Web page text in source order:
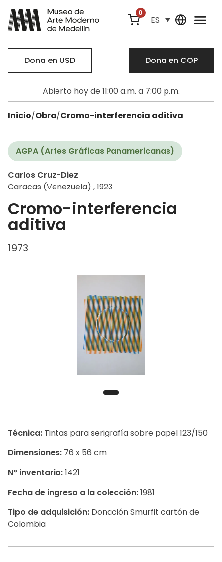
0
ES
Dona en USD Dona en COP
Abierto hoy de 11:00 a.m. a 7:00 p.m.
Inicio/Obra/Cromo-interferencia aditiva
AGPA (Artes Gráficas Panamericanas)
Carlos Cruz-Diez
Caracas (Venezuela) , 1923
Cromo-interferencia
aditiva
1973
Técnica: Tintas para serigrafía sobre papel 123/150
Dimensiones: 76 x 56 cm
N° inventario:1421
Fecha de ingreso a la colección:1981
Tipo de adquisición: Donación Smurfit cartón de
Colombia